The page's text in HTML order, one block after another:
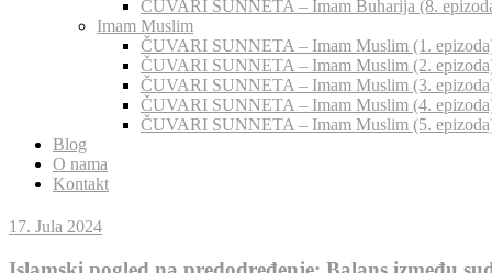
ČUVARI SUNNETA – Imam Buharija (8.
Imam Muslim
ČUVARI SUNNETA – Imam Muslim (1.
ČUVARI SUNNETA – Imam Muslim (2.
ČUVARI SUNNETA – Imam Muslim (3.
ČUVARI SUNNETA – Imam Muslim (4.
ČUVARI SUNNETA – Imam Muslim (5.
Blog
O nama
Kontakt
17. Jula 2024